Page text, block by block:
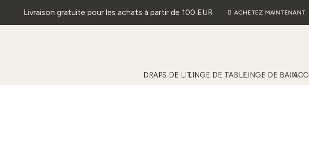
Livraison gratuite pour les achats à partir de 100 EUR ACHETEZ MAINTENANT
DRAPS DE LITLINGE DE TABLELINGE DE BAIN